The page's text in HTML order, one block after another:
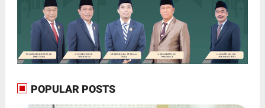
POPULAR POSTS